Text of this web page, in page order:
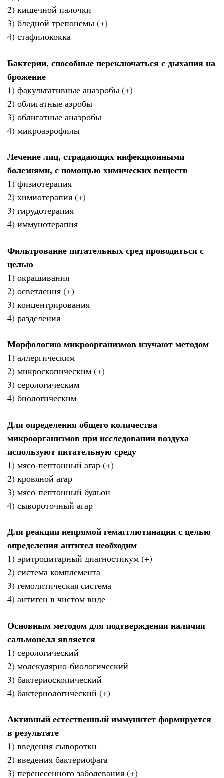
2) кишечной палочки
3) бледной трепонемы (+)
4) стафилококка
Бактерии, способные переключаться с дыхания на
брожение
1) факультативные анаэробы (+)
2) облигатные аэробы
3) облигатные анаэробы
4) микроаэрофилы
Лечение лиц, страдающих инфекционными
болезнями, с помощью химических веществ
1) физиотерапия
2) химиотерапия (+)
3) гирудотерапия
4) иммунотерапия
Фильтрование питательных сред проводиться с
целью
1) окрашивания
2) осветления (+)
3) концентрирования
4) разделения
Морфологию микроорганизмов изучают методом
1) аллергическим
2) микроскопическим (+)
3) серологическим
4) биологическим
Для определения общего количества
микроорганизмов при исследовании воздуха
используют питательную среду
1) мясо-пептонный агар (+)
2) кровяной агар
3) мясо-пептонный бульон
4) сывороточный агар
Для реакции непрямой гемагглютинации с целью
определения антител необходим
1) эритроцитарный диагностикум (+)
2) система комплемента
3) гемолитическая система
4) антиген в чистом виде
Основным методом для подтверждения наличия
сальмонелл является
1) серологический
2) молекулярно-биологический
3) бактериоскопический
4) бактериологический (+)
Активный естественный иммунитет формируется
в результате
1) введения сыворотки
2) введения бактериофага
3) перенесенного заболевания (+)